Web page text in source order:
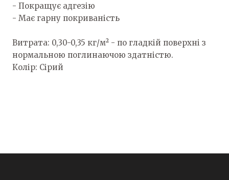
- Покращує адгезію
- Має гарну покриваність
Витрата: 0,30-0,35 кг/м² - по гладкій поверхні з
нормальною поглинаючою здатністю.
Колір: Сірий